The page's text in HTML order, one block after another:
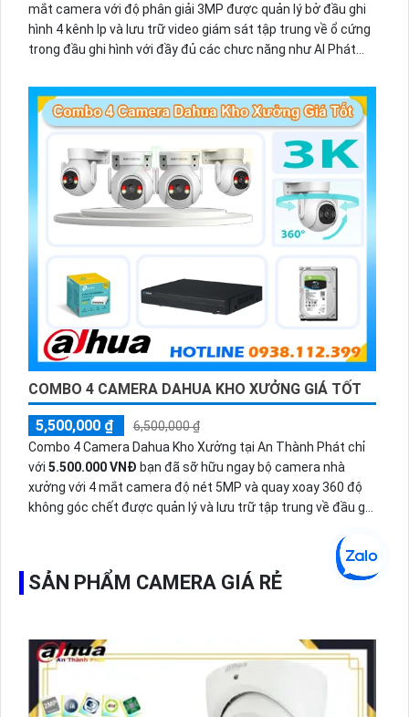
mắt camera với độ phân giải 3MP được quản lý bở đầu ghi
hình 4 kênh Ip và lưu trữ video giám sát tập trung về ổ cứng
trong đầu ghi hình với đầy đủ các chưc năng như AI Phát
có màu vào ban đêm
COMBO 4 CAMERA DAHUA KHO XƯỞNG GIÁ TỐT
5,500,000 ₫
6,500,000 ₫
Combo 4 Camera Dahua Kho Xưởng tại An Thành Phát chỉ
với 5.500.000 VNĐ bạn đã sỡ hữu ngay bộ camera nhà
xưởng với 4 mắt camera độ nét 5MP và quay xoay 360 độ
không góc chết được quản lý và lưu trữ tập trung về đầu ghi
SẢN PHẨM CAMERA GIÁ RẺ